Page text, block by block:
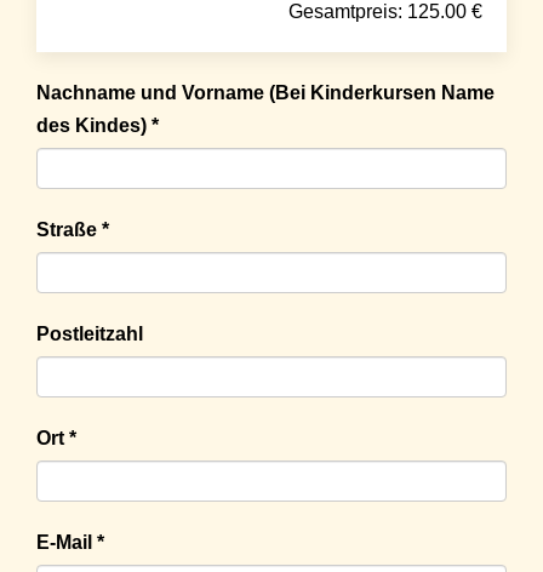
Gesamtpreis: 125.00 €
Nachname und Vorname (Bei Kinderkursen Name
des Kindes) *
Straße *
Postleitzahl
Ort *
E-Mail *